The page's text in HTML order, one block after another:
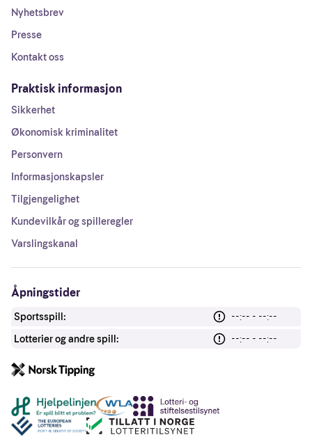
Nyhetsbrev
Presse
Kontakt oss
Praktisk informasjon
Sikkerhet
Økonomisk kriminalitet
Personvern
Informasjonskapsler
Tilgjengelighet
Kundevilkår og spilleregler
Varslingskanal
Åpningstider
Sportsspill:
--:-- - --:--
Lotterier og andre spill:
--:-- - --:--
Andre lenker